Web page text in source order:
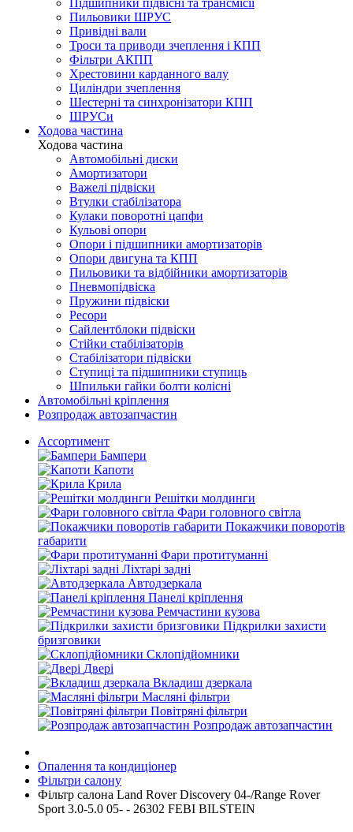
Підшипники підвісні та трансмісії
Пильовики ШРУС
Привідні вали
Троси та приводи зчеплення і КПП
Фільтри АКПП
Хрестовини карданного валу
Циліндри зчеплення
Шестерні та синхронізатори КПП
ШРУСи
Ходова частина
Ходова частина
Автомобільні диски
Амортизатори
Важелі підвіски
Втулки стабілізатора
Кулаки поворотні цапфи
Кульові опори
Опори і підшипники амортизаторів
Опори двигуна та КПП
Пильовики та відбійники амортизаторів
Пневмопідвіска
Пружини підвіски
Ресори
Сайлентблоки підвіски
Стійки стабілізаторів
Стабілізатори підвіски
Ступиці та підшипники ступиць
Шпильки гайки болти колісні
Автомобільні кріплення
Розпродаж автозапчастин
Ассортимент
Бампери
Капоти
Крила
Решітки молдинги
Фари головного світла
Покажчики поворотів
габарити
Фари протитуманні
Ліхтарі задні
Автодзеркала
Панелі кріплення
Ремчастини кузова
Підкрилки захисти
бризговики
Склопідйомники
Двері
Вкладиш дзеркала
Масляні фільтри
Повітряні фільтри
Розпродаж автозапчастин
Опалення та кондиціонер
Фільтри салону
Фільтр салона Land Rover Discovery 04-/Range Rover
Sport 3.0-5.0 05- - 26302 FEBI BILSTEIN